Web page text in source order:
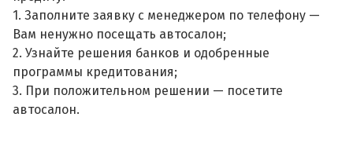
1. Заполните заявку с менеджером по телефону —
Вам ненужно посещать автосалон;
2. Узнайте решения банков и одобренные
программы кредитования;
3. При положительном решении — посетите
автосалон.